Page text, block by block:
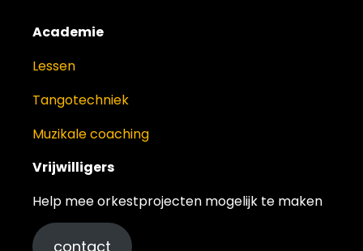
Academie
Lessen
Tangotechniek
Muzikale coaching
Vrijwilligers
Help mee orkestprojecten mogelijk te maken
contact